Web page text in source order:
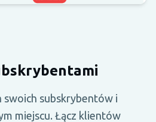
swoich subskrybentów i
miejscu. Łącz klientów